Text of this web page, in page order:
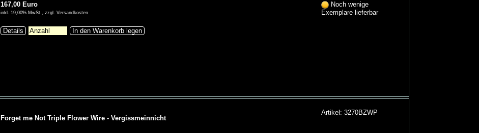
167,00 Euro
inkl. 19,00% MwSt., zzgl. Versandkosten
Noch wenige
Exemplare lieferbar
Details In den Warenkorb legen
Forget me Not Triple Flower Wire - Vergissmeinnicht
Artikel: 3270BZWP